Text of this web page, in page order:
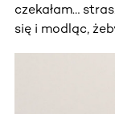
czekałam…
się i modląc,